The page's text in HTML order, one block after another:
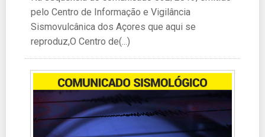
pelo Centro de Informação e Vigilância
Sismovulcânica dos Açores que aqui se
reproduz,O Centro de(...)